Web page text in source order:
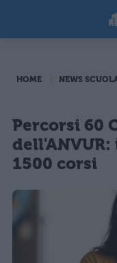
HOME NEWS
Percorsi 60
1500 corsi